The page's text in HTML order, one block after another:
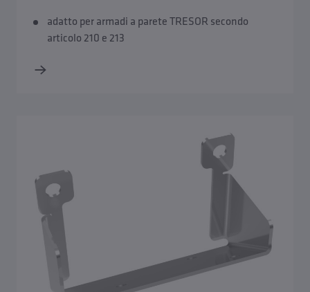
adatto per armadi a parete TRESOR secondo
articolo 210 e 213